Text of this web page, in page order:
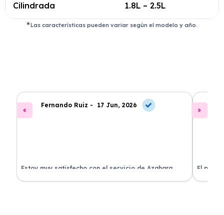
Cilindrada 1.8L – 2.5L
Las características pueden variar según el modelo y año.
Fernando Ruiz - 17 Jun, 2026
Estoy muy satisfecho con el servicio de Azahara
Renting. El coche está en perfectas condiciones y el
El
llegó